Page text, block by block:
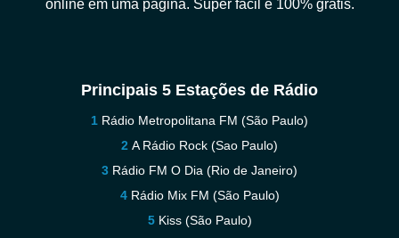
online em uma página. Super fácil e 100% grátis.
Principais 5 Estações de Rádio
Rádio Metropolitana FM (São Paulo)
A Rádio Rock (Sao Paulo)
Rádio FM O Dia (Rio de Janeiro)
Rádio Mix FM (São Paulo)
Kiss (São Paulo)